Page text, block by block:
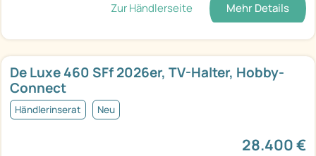
Zur Händlerseite Mehr Details
De Luxe 460 SFf 2026er, TV-Halter, Hobby-
Connect
Händlerinserat Neu
28.400 €